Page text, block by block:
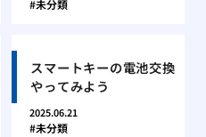
未分類
スマートキーの電池交換
やってみよう
2025.06.21
未分類